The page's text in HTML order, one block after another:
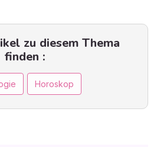
zu diesem Thema
finden :
Horoskop